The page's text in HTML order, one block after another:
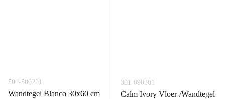
501-500201
Wandtegel Blanco 30x60 cm
301-090301
Calm Ivory Vloer-/Wandtegel